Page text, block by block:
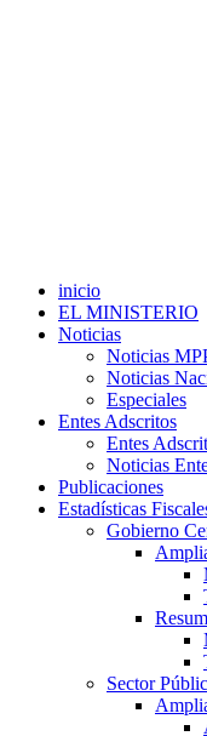
inicio
EL MINISTERIO
Noticias
Noticias
Noticias
Especiales
Entes Adscritos
Entes
Noticias
Publicaciones
Estadísticas
Gobierno
Sector